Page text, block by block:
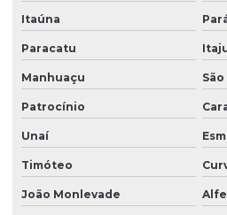
Itaúna
Paracatu
Manhuaçu
Patrocínio
Unaí
Timóteo
João Monlevade